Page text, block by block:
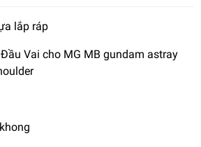
lắp ráp
Vai cho MG MB gundam astray